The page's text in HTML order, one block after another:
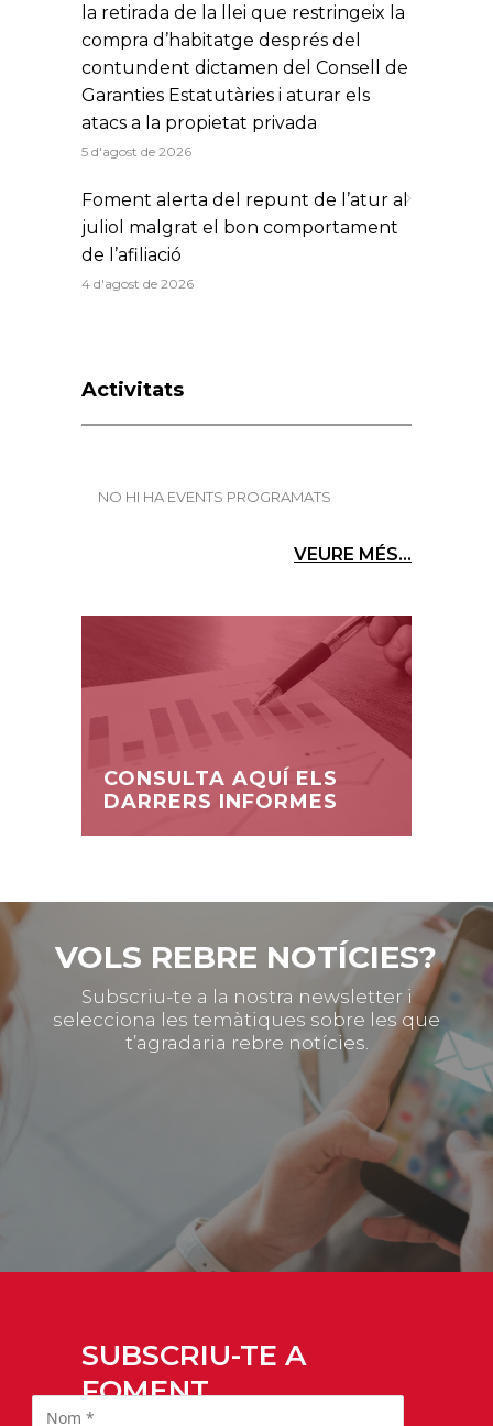
la retirada de la llei que restringeix la
compra d’habitatge després del
contundent dictamen del Consell de
Garanties Estatutàries i aturar els
atacs a la propietat privada
5 d'agost de 2026
Foment alerta del repunt de l’atur al
juliol malgrat el bon comportament
de l’afiliació
4 d'agost de 2026
Activitats
NO HI HA EVENTS PROGRAMATS
VEURE MÉS...
CONSULTA AQUÍ ELS
DARRERS INFORMES
VOLS REBRE NOTÍCIES?
Subscriu-te a la nostra newsletter i
selecciona les temàtiques sobre les que
t’agradaria rebre notícies.
SUBSCRIU-TE A
FOMENT